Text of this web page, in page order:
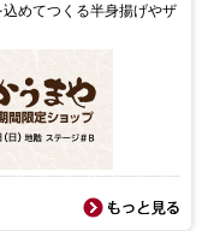
めてつくる半身揚げやザ